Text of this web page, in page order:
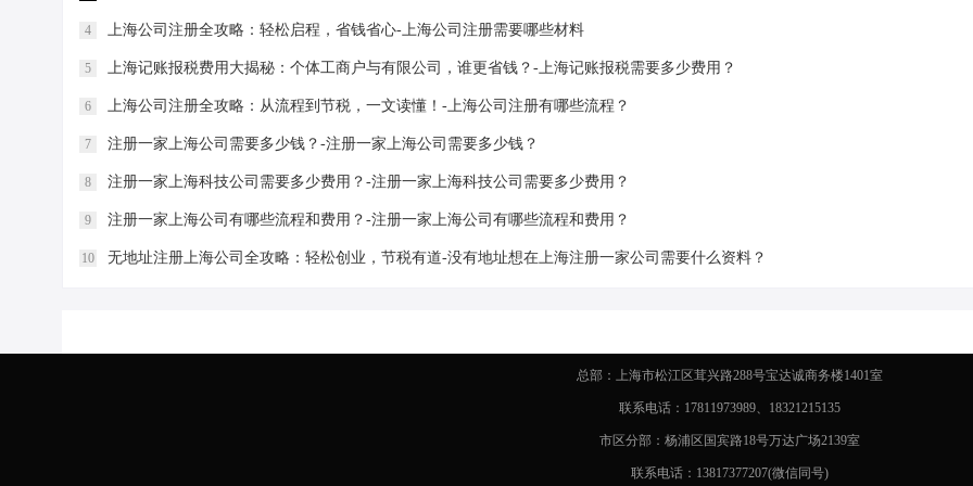
4 上海公司注册全攻略：轻松启程，省钱省心-上海公司注册需要哪些材料
5 上海记账报税费用大揭秘：个体工商户与有限公司，谁更省钱？-上海记账报税需要多少费用？
6 上海公司注册全攻略：从流程到节税，一文读懂！-上海公司注册有哪些流程？
7 注册一家上海公司需要多少钱？-注册一家上海公司需要多少钱？
8 注册一家上海科技公司需要多少费用？-注册一家上海科技公司需要多少费用？
9 注册一家上海公司有哪些流程和费用？-注册一家上海公司有哪些流程和费用？
10 无地址注册上海公司全攻略：轻松创业，节税有道-没有地址想在上海注册一家公司需要什么资料？
总部：上海市松江区茸兴路288号宝达诚商务楼1401室
联系电话：17811973989、18321215135
市区分部：杨浦区国宾路18号万达广场2139室
联系电话：13817377207(微信同号)